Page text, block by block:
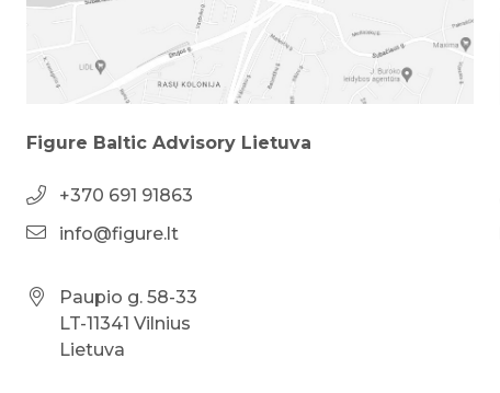
Figure Baltic Advisory Lietuva
+370 691 91863
info@figure.lt
Paupio g. 58-33
LT-11341 Vilnius
Lietuva